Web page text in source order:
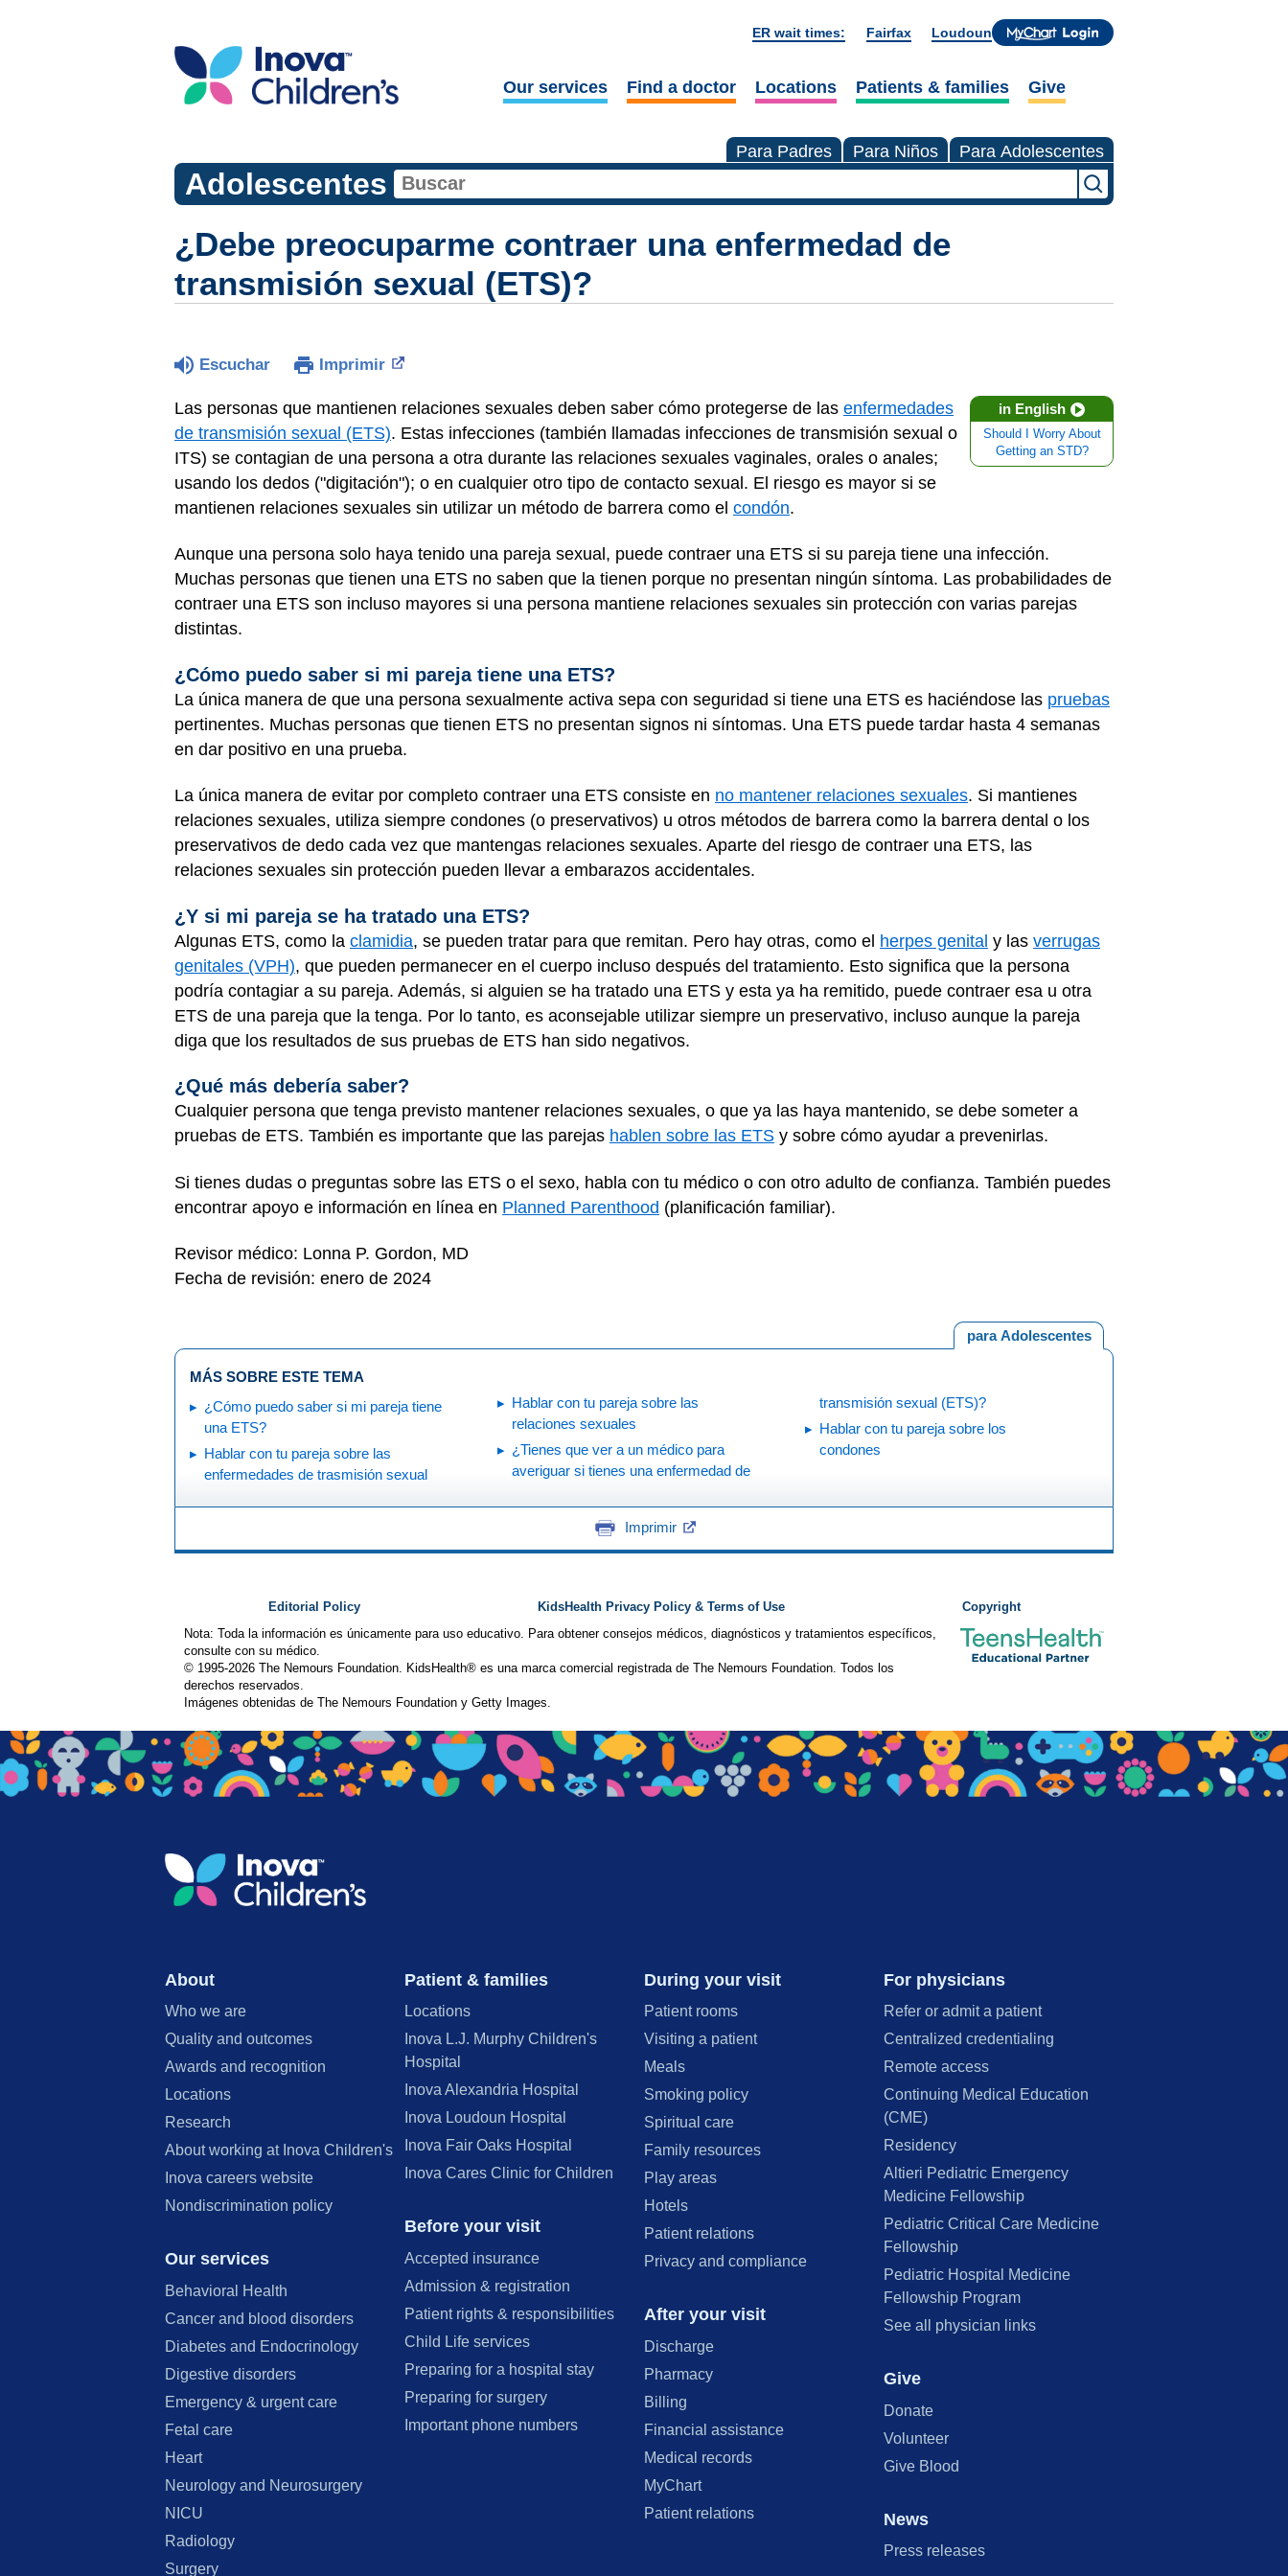
ER wait times: Fairfax Loudoun
Our services Find a doctor Locations Patients & families Give
Para Padres Para Niños Para Adolescentes
Adolescentes
¿Debe preocuparme contraer una enfermedad de
transmisión sexual (ETS)?
Escuchar Imprimir
in English
Should I Worry About
Getting an STD?
Las personas que mantienen relaciones sexuales deben saber cómo protegerse de las enfermedades
de transmisión sexual (ETS). Estas infecciones (también llamadas infecciones de transmisión sexual o
ITS) se contagian de una persona a otra durante las relaciones sexuales vaginales, orales o anales;
usando los dedos ("digitación"); o en cualquier otro tipo de contacto sexual. El riesgo es mayor si se
mantienen relaciones sexuales sin utilizar un método de barrera como el condón.
Aunque una persona solo haya tenido una pareja sexual, puede contraer una ETS si su pareja tiene una infección.
Muchas personas que tienen una ETS no saben que la tienen porque no presentan ningún síntoma. Las probabilidades de
contraer una ETS son incluso mayores si una persona mantiene relaciones sexuales sin protección con varias parejas
distintas.
¿Cómo puedo saber si mi pareja tiene una ETS?
La única manera de que una persona sexualmente activa sepa con seguridad si tiene una ETS es haciéndose las pruebas
pertinentes. Muchas personas que tienen ETS no presentan signos ni síntomas. Una ETS puede tardar hasta 4 semanas
en dar positivo en una prueba.
La única manera de evitar por completo contraer una ETS consiste en no mantener relaciones sexuales. Si mantienes
relaciones sexuales, utiliza siempre condones (o preservativos) u otros métodos de barrera como la barrera dental o los
preservativos de dedo cada vez que mantengas relaciones sexuales. Aparte del riesgo de contraer una ETS, las
relaciones sexuales sin protección pueden llevar a embarazos accidentales.
¿Y si mi pareja se ha tratado una ETS?
Algunas ETS, como la clamidia, se pueden tratar para que remitan. Pero hay otras, como el herpes genital y las verrugas
genitales (VPH), que pueden permanecer en el cuerpo incluso después del tratamiento. Esto significa que la persona
podría contagiar a su pareja. Además, si alguien se ha tratado una ETS y esta ya ha remitido, puede contraer esa u otra
ETS de una pareja que la tenga. Por lo tanto, es aconsejable utilizar siempre un preservativo, incluso aunque la pareja
diga que los resultados de sus pruebas de ETS han sido negativos.
¿Qué más debería saber?
Cualquier persona que tenga previsto mantener relaciones sexuales, o que ya las haya mantenido, se debe someter a
pruebas de ETS. También es importante que las parejas hablen sobre las ETS y sobre cómo ayudar a prevenirlas.
Si tienes dudas o preguntas sobre las ETS o el sexo, habla con tu médico o con otro adulto de confianza. También puedes
encontrar apoyo e información en línea en Planned Parenthood (planificación familiar).
Revisor médico: Lonna P. Gordon, MD
Fecha de revisión: enero de 2024
para Adolescentes
MÁS SOBRE ESTE TEMA
¿Cómo puedo saber si mi pareja tiene
una ETS?
Hablar con tu pareja sobre las
enfermedades de trasmisión sexual
Hablar con tu pareja sobre las
relaciones sexuales
¿Tienes que ver a un médico para
averiguar si tienes una enfermedad de
transmisión sexual (ETS)?
Hablar con tu pareja sobre los
condones
Imprimir
Editorial Policy KidsHealth Privacy Policy & Terms of Use
Copyright
Nota: Toda la información es únicamente para uso educativo. Para obtener consejos médicos, diagnósticos y tratamientos específicos,
consulte con su médico.
© 1995-2026 The Nemours Foundation. KidsHealth® es una marca comercial registrada de The Nemours Foundation. Todos los
derechos reservados.
Imágenes obtenidas de The Nemours Foundation y Getty Images.
About
Who we are
Quality and outcomes
Awards and recognition
Locations
Research
About working at Inova Children's
Inova careers website
Nondiscrimination policy
Our services
Behavioral Health
Cancer and blood disorders
Diabetes and Endocrinology
Digestive disorders
Emergency & urgent care
Fetal care
Heart
Neurology and Neurosurgery
NICU
Radiology
Surgery
Patient & families
Locations
Inova L.J. Murphy Children's
Hospital
Inova Alexandria Hospital
Inova Loudoun Hospital
Inova Fair Oaks Hospital
Inova Cares Clinic for Children
Before your visit
Accepted insurance
Admission & registration
Patient rights & responsibilities
Child Life services
Preparing for a hospital stay
Preparing for surgery
Important phone numbers
During your visit
Patient rooms
Visiting a patient
Meals
Smoking policy
Spiritual care
Family resources
Play areas
Hotels
Patient relations
Privacy and compliance
After your visit
Discharge
Pharmacy
Billing
Financial assistance
Medical records
MyChart
Patient relations
For physicians
Refer or admit a patient
Centralized credentialing
Remote access
Continuing Medical Education
(CME)
Residency
Altieri Pediatric Emergency
Medicine Fellowship
Pediatric Critical Care Medicine
Fellowship
Pediatric Hospital Medicine
Fellowship Program
See all physician links
Give
Donate
Volunteer
Give Blood
News
Press releases